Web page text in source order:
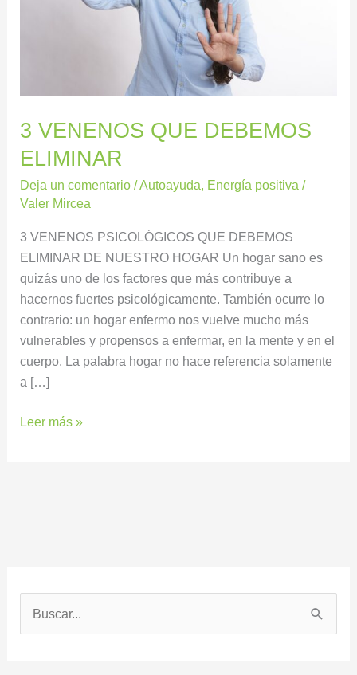
3 VENENOS QUE DEBEMOS
ELIMINAR
Deja un comentario /Autoayuda, Energía positiva /
Valer Mircea
3 VENENOS PSICOLÓGICOS QUE DEBEMOS
ELIMINAR DE NUESTRO HOGAR Un hogar sano es
quizás uno de los factores que más contribuye a
hacernos fuertes psicológicamente. También ocurre lo
contrario: un hogar enfermo nos vuelve mucho más
vulnerables y propensos a enfermar, en la mente y en el
cuerpo. La palabra hogar no hace referencia solamente
a […]
Leer más »